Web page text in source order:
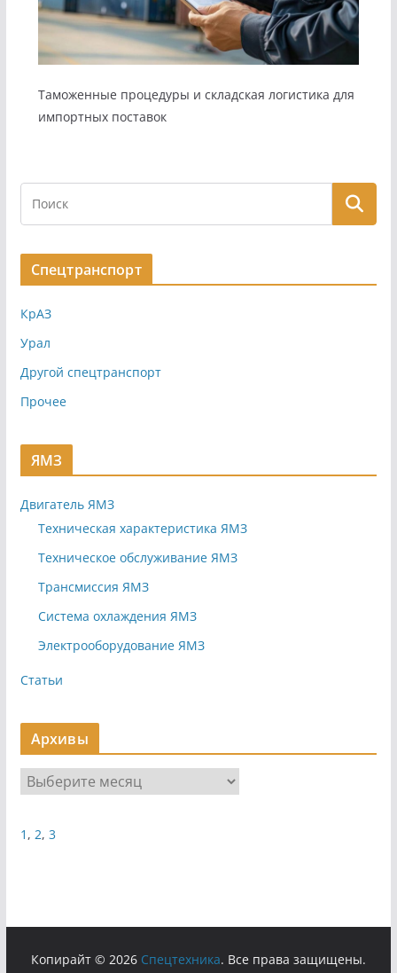
Таможенные процедуры и складская логистика для
импортных поставок
Спецтранспорт
КрАЗ
Урал
Другой спецтранспорт
Прочее
ЯМЗ
Двигатель ЯМЗ
Техническая характеристика ЯМЗ
Техническое обслуживание ЯМЗ
Трансмиссия ЯМЗ
Система охлаждения ЯМЗ
Электрооборудование ЯМЗ
Статьи
Архивы
1 , 2, 3
Копирайт © 2026 Cпецтехника. Все права защищены.